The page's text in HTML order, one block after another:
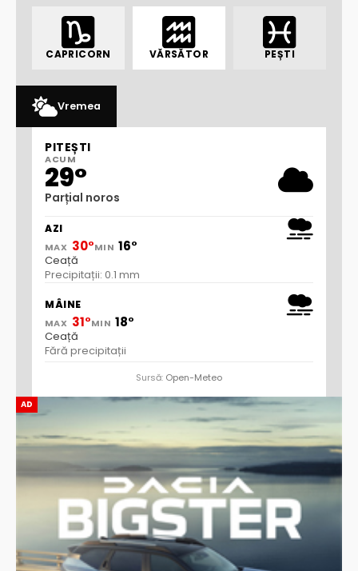
AD
CAPRICORN VĂRSĂTOR PEȘTI
Vremea
PITEȘTI
ACUM
29°
Parțial noros
AZI
MAX 30°MIN 16°
Ceață
Precipitații: 0.1 mm
MÂINE
MAX 31°MIN 18°
Ceață
Fără precipitații
Sursă: Open-Meteo